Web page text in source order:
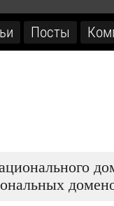
Посты